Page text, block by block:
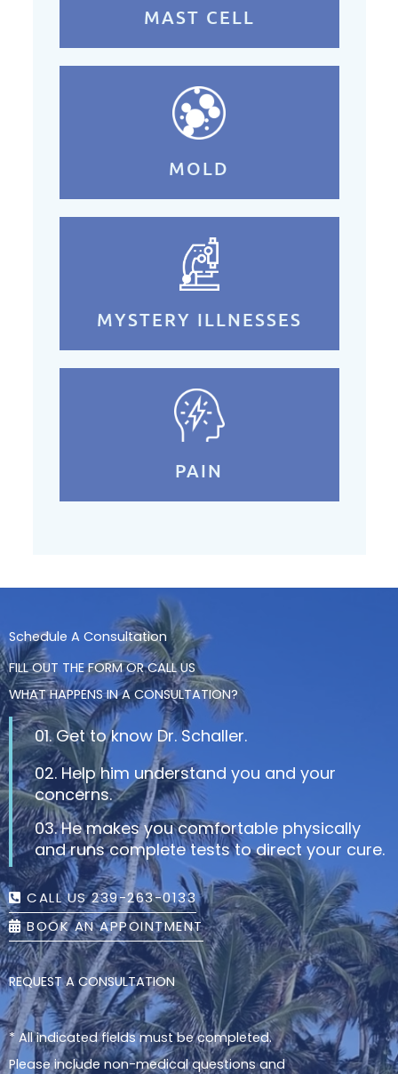
MAST CELL
MOLD
MYSTERY ILLNESSES
PAIN
Schedule A Consultation
FILL OUT THE FORM OR CALL US
WHAT HAPPENS IN A CONSULTATION?
01. Get to know Dr. Schaller.
02. Help him understand you and your
concerns.
03. He makes you comfortable physically
and runs complete tests to direct your cure.
CALL US 239-263-0133
BOOK AN APPOINTMENT
REQUEST A CONSULTATION
* All indicated fields must be completed.
Please include non-medical questions and